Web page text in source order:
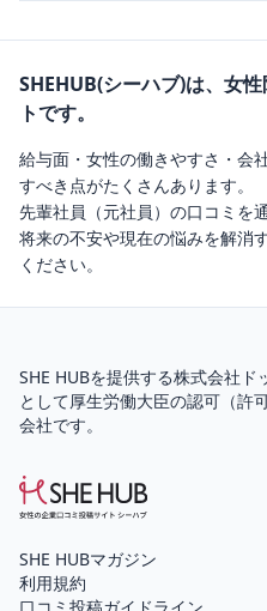
SHEHUB(シーハブ)は、女
トです。
給与面・女性の働きやすさ・会
すべき点がたくさんあります。
先輩社員（元社員）の口コミを
将来の不安や現在の悩みを解消
ください。
SHE HUBを提供する株式会社ド
として厚生労働大臣の認可（許
会社です。
SHE HUBマガジン
利用規約